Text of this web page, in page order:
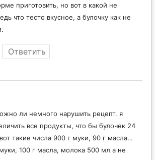
приготовить, но вот в какой не
что тесто вкусное, а булочку как не
Ответить
ли немного нарушить рецепт. я
все продукты, что бы булочек 24
такие числа 900 г муки, 90 г масла…
100 г масла, молока 500 мл а не